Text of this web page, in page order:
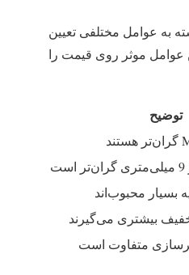
به عوامل مختلفی تعیین
موثر روی قیمت را
توضیح
بسیار محبوب‌اند
بیشتری می‌گیرند
متفاوت است